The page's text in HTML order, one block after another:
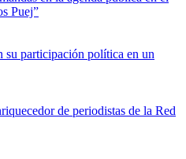
Puej”
su participación política en un
de periodistas de la Red